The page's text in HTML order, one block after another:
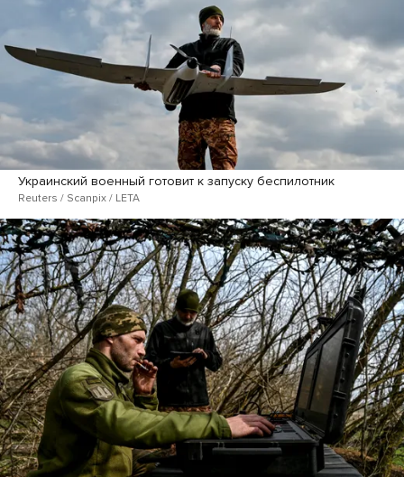
Украинский военный готовит к запуску беспилотник
Reuters / Scanpix / LETA